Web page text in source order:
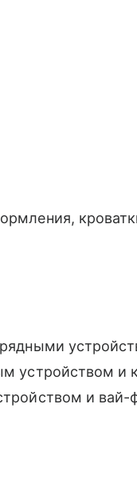
устройством и
и